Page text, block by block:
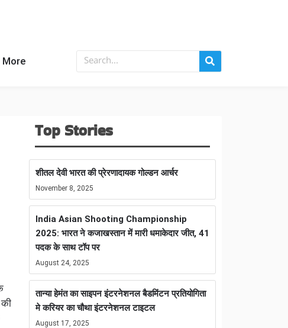
More
Top Stories
शीतल देवी भारत की प्रेरणादायक गोल्डन आर्चर
November 8, 2025
India Asian Shooting Championship
2025: भारत ने कजाखस्तान में मारी धमाकेदार जीत, 41
पदक के साथ टॉप पर
August 24, 2025
तान्या हेमंत का साइपन इंटरनेशनल बैडमिंटन प्रतियोगिता
मे करियर का चौथा इंटरनेशनल टाइटल
August 17, 2025